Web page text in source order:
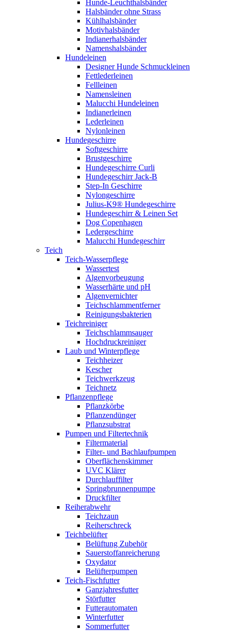
Hunde-Leuchthalsbänder
Halsbänder ohne Strass
Kühlhalsbänder
Motivhalsbänder
Indianerhalsbänder
Namenshalsbänder
Hundeleinen
Designer Hunde Schmuckleinen
Fettlederleinen
Fellleinen
Namensleinen
Malucchi Hundeleinen
Indianerleinen
Lederleinen
Nylonleinen
Hundegeschirre
Softgeschirre
Brustgeschirre
Hundegeschirre Curli
Hundegeschirr Jack-B
Step-In Geschirre
Nylongeschirre
Julius-K9® Hundegeschirre
Hundegeschirr & Leinen Set
Dog Copenhagen
Ledergeschirre
Malucchi Hundegeschirr
Teich
Teich-Wasserpflege
Wassertest
Algenvorbeugung
Wasserhärte und pH
Algenvernichter
Teichschlammentferner
Reinigungsbakterien
Teichreiniger
Teichschlammsauger
Hochdruckreiniger
Laub und Winterpflege
Teichheizer
Kescher
Teichwerkzeug
Teichnetz
Pflanzenpflege
Pflanzkörbe
Pflanzendünger
Pflanzsubstrat
Pumpen und Filtertechnik
Filtermaterial
Filter- und Bachlaufpumpen
Oberflächenskimmer
UVC Klärer
Durchlauffilter
Springbrunnenpumpe
Druckfilter
Reiherabwehr
Teichzaun
Reiherschreck
Teichbelüfter
Belüftung Zubehör
Sauerstoffanreicherung
Oxydator
Belüfterpumpen
Teich-Fischfutter
Ganzjahresfutter
Störfutter
Futterautomaten
Winterfutter
Sommerfutter